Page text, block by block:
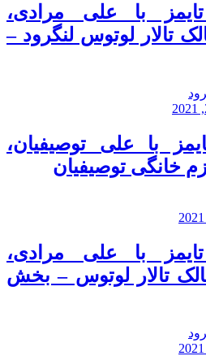
با علی مرادی،
تالار لوتوس لنگرود –
با علی توصیفیان،
خانگی توصیفیان
با علی مرادی،
مالک تالار لوتوس – بخش